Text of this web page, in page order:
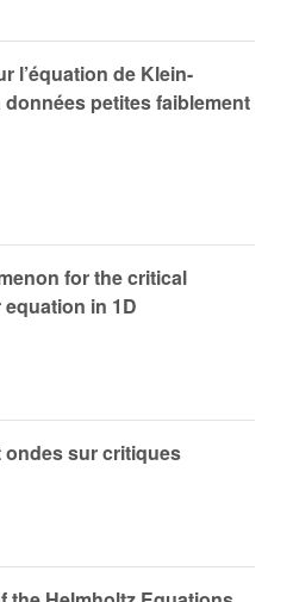
l’équation de Klein-
petites faiblement
for the critical
in 1D
ondes sur critiques